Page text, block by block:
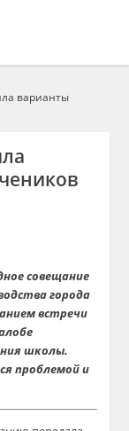
варианты
совещание
города
встречи
школы.
проблемой и